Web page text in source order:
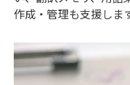
作成・管理も支援しま